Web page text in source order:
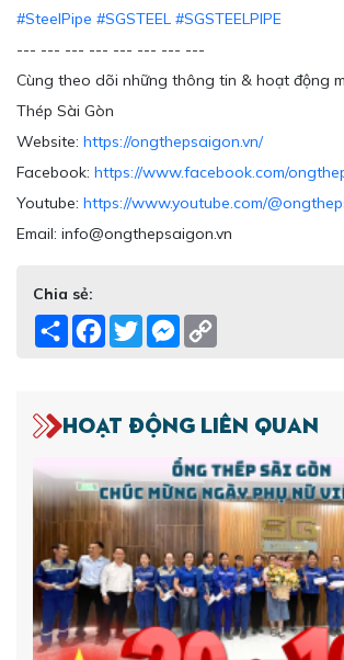
#SteelPipe #SGSTEEL #SGSTEELPIPE
--- --- --- --- --- --- --- ---
Cùng theo dõi những thông tin & hoạt động
Thép Sài Gòn
Website: https://ongthepsaigon.vn/
Facebook: https://www.facebook.com/
Youtube: https://www.youtube.com/
Email: info@ongthepsaigon.vn
Chia sẻ:
ShareFacebook
TwitterMessenger
Hoạt động liên quan